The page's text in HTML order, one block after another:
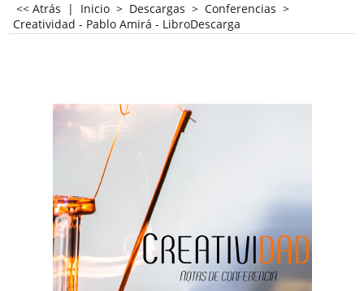
<< Atrás | Inicio > Descargas > Conferencias >
Creatividad - Pablo Amirá - LibroDescarga